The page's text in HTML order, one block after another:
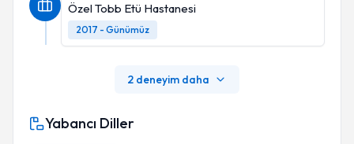
Özel Tobb Etü Hastanesi
2017 - Günümüz
2 deneyim daha
Yabancı Diller